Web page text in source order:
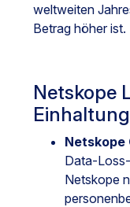
weltweiten
Betrag höher ist.
Netskope
Netskope
Data-
Netskope